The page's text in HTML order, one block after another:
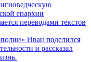
епархии
переводами текстов
Иван поделился
и рассказал